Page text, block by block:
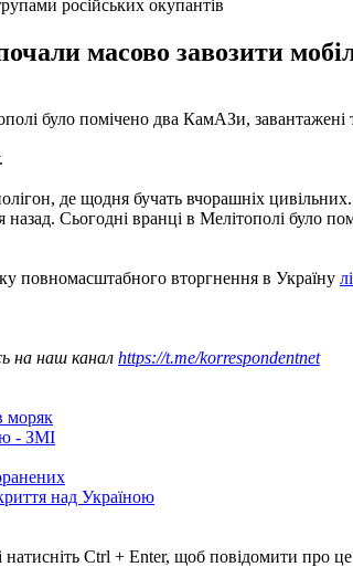
російських окупантів
масово завозити
було помічено два КамАЗи, завантажені
де щодня бучать вчорашніх
Сьогодні вранці в Мелітополі було
повномасштабного вторгнення в Україну
на наш канал https://t.me/korrespondentnet
моряк
- ЗМІ
над Україною
Ctrl + Enter, щоб повідомити про